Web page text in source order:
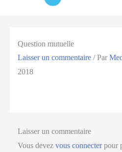
Question mutuelle
Laisser un commentaire / Par
2018
Laisser un commentaire
Vous devez vous connecterpour